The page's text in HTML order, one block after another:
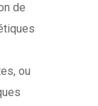
de
ou